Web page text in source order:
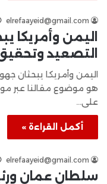
elrefaayeid@gmail.com
اليمن
التصعيد
اليمن وأمريكا يبحثان
هو موضوع مقالنا عبر
على…
أكمل القراءة »
elrefaayeid@gmail.com
سلطان عمان